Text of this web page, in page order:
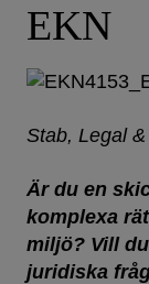
EKN
Stab, Legal
Är du en
komplexa
miljö? Vill
juridiska